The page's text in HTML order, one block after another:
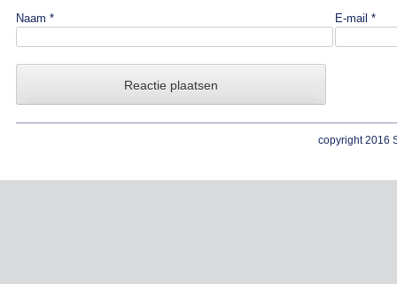
Naam * E-mail *
copyright 2016